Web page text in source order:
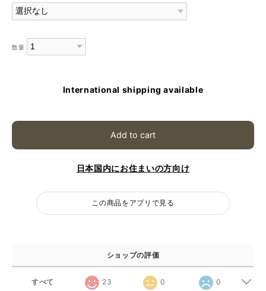
数量
International shipping available
Add to cart
日本国内にお住まいの方向け
この商品をアプリで見る
ショップの評価
すべて 23 0 0